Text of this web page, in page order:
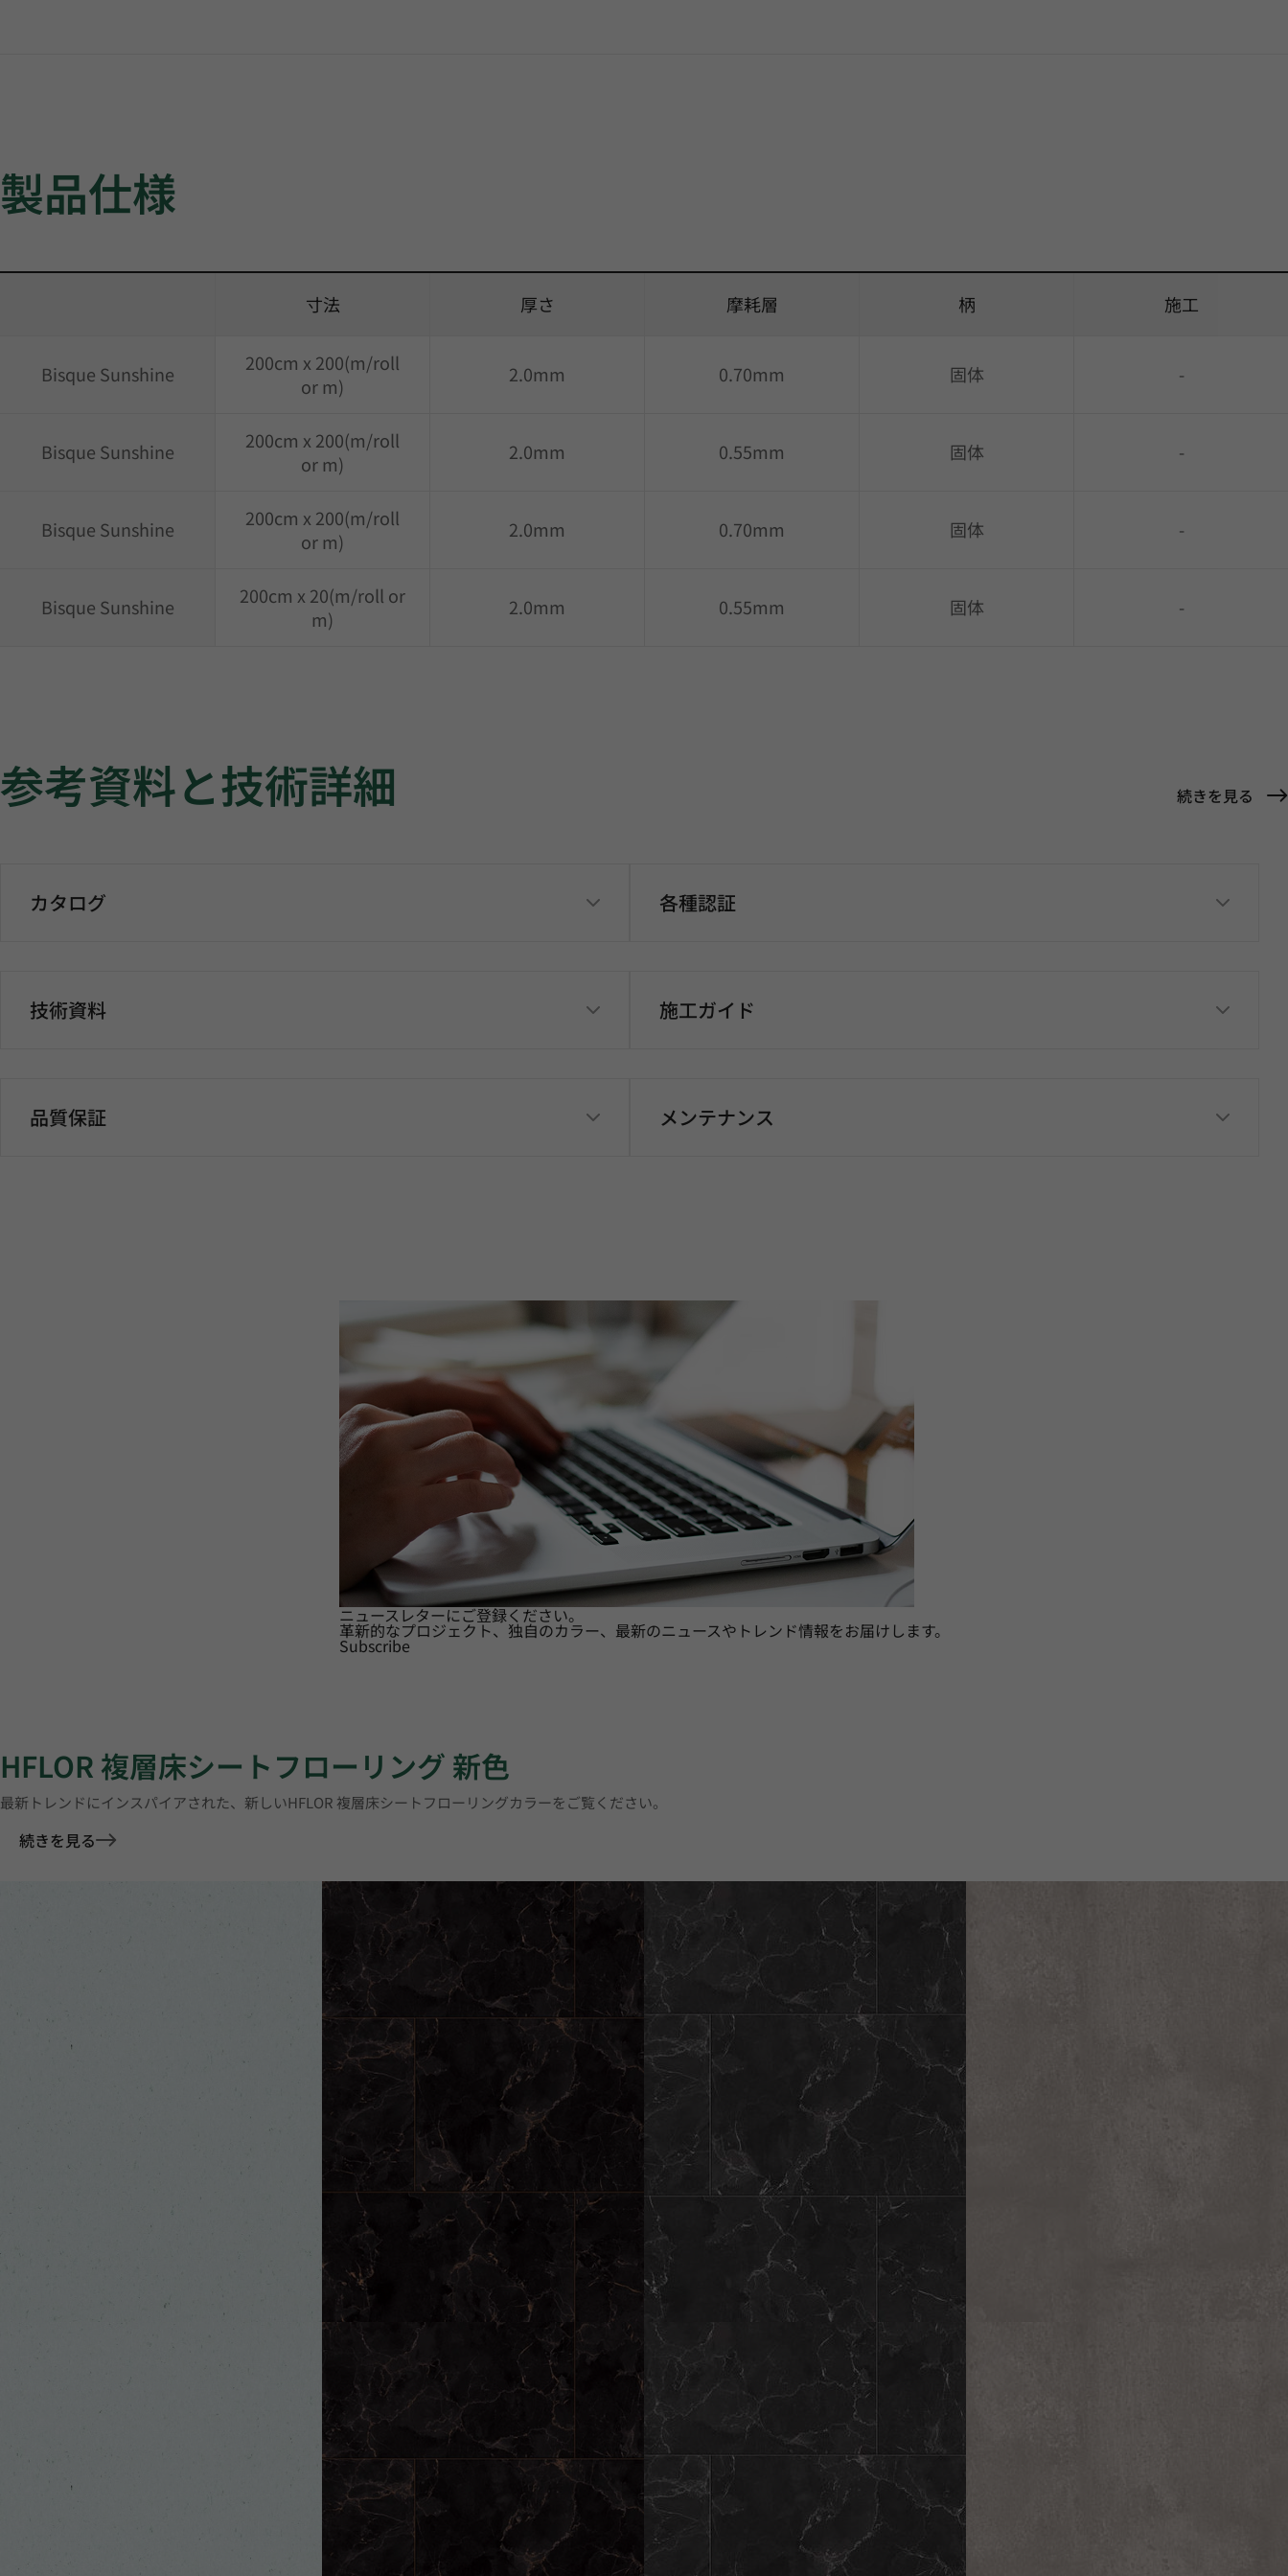
製品仕様
寸法 厚さ 摩耗層 柄 施工
Bisque Sunshine
200cm x 200(m/roll
or m)
2.0mm 0.70mm 固体 -
Bisque Sunshine
200cm x 200(m/roll
or m)
2.0mm 0.55mm 固体 -
Bisque Sunshine
200cm x 200(m/roll
or m)
2.0mm 0.70mm 固体 -
Bisque Sunshine
200cm x 20(m/roll or
m)
2.0mm 0.55mm 固体 -
参考資料と技術詳細 続きを見る
カタログ
技術資料
品質保証
各種認証
施工ガイド
メンテナンス
ニュースレターにご登録ください。
革新的なプロジェクト、独自のカラー、最新のニュースやトレンド情報をお届けします。
Subscribe
HFLOR 複層床シートフローリング 新色
最新トレンドにインスパイアされた、新しいHFLOR 複層床シートフローリングカラーをご覧ください。
続きを見る